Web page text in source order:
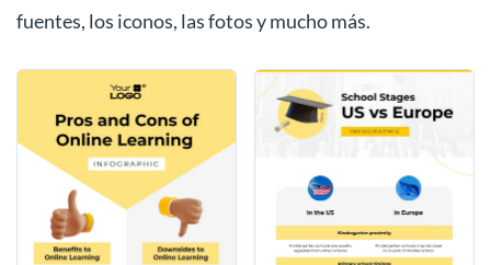
fuentes, los iconos, las fotos y mucho más.